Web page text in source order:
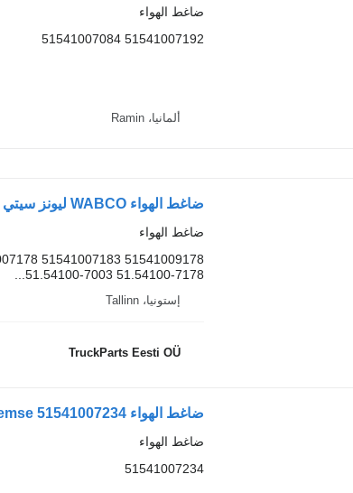
ضاغط الهواء
51541007192 51541007084
ألمانيا، Ramin
ضاغط الهواء WABCO ليونز سيتي (01.04-) TT01.33.002 لـ الباصات MAN
ضاغط الهواء
51541007183 51541009178
51.54100-7003 51.54100-7178...
إستونيا، Tallinn
TruckParts Eesti OÜ
ضاغط الهواء Knorr-Bremse 51541007234 لـ الباصات MAN
ضاغط الهواء
51541007234